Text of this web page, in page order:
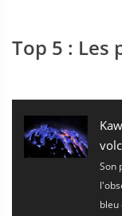
Top 5 : Les
Son
bleu